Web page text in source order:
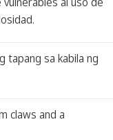
tapang sa kabila ng
claws and a